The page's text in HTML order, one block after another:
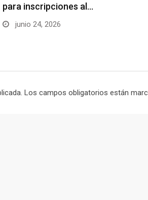
para inscripciones al…
junio 24, 2026
Los campos obligatorios están